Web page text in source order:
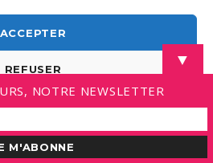
ACCEPTER
REFUSER
PRÉFÉRENCES
de cookies
▼
NOTRE NEWSLETTER